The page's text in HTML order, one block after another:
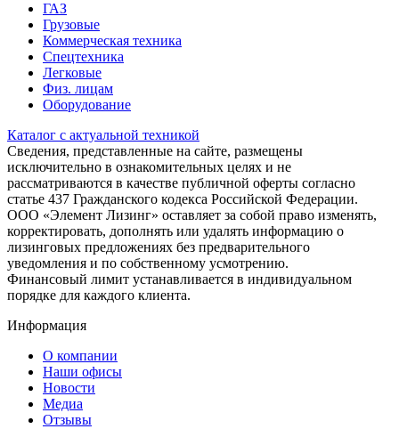
ГАЗ
Грузовые
Коммерческая техника
Спецтехника
Легковые
Физ. лицам
Оборудование
Каталог с актуальной техникой
Сведения, представленные на сайте, размещены
исключительно в ознакомительных целях и не
рассматриваются в качестве публичной оферты согласно
статье 437 Гражданского кодекса Российской Федерации.
ООО «Элемент Лизинг» оставляет за собой право изменять,
корректировать, дополнять или удалять информацию о
лизинговых предложениях без предварительного
уведомления и по собственному усмотрению.
Финансовый лимит устанавливается в индивидуальном
порядке для каждого клиента.
Информация
О компании
Наши офисы
Новости
Медиа
Отзывы